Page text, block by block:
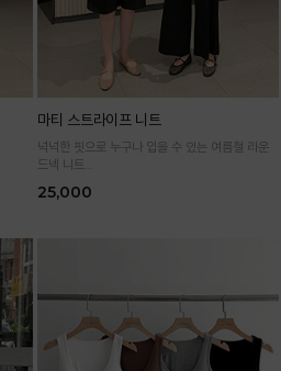
마티 스트라이프 니트
넉넉한 핏으로 누구나 입을 수 있는 여름철 라운
드넥 니트
입어요
25,000